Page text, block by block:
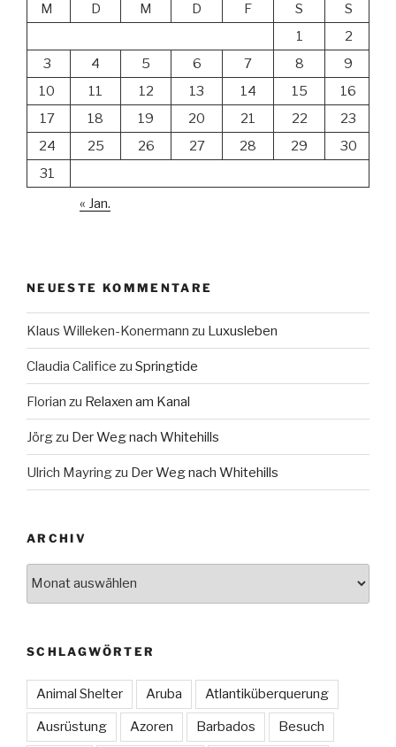
M
D M D F S
S
1
2
3
4 5 6 7 8
9
10
11 12 13 14 15
16
17
18 19 20 21 22
23
24
25 26 27 28 29
30
31
« Jan.
NEUESTE KOMMENTARE
Klaus Willeken-Konermann zu Luxusleben
Claudia Califice zu Springtide
Florian zu Relaxen am Kanal
Jörgzu Der Weg nach Whitehills
Ulrich Mayringzu Der Weg nach Whitehills
ARCHIV
SCHLAGWÖRTER
Animal Shelter Aruba Atlantiküberquerung
Ausrüstung Azoren Barbados Besuch